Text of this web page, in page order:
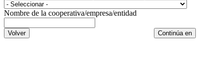
Nombre de la cooperativa/empresa/entidad
Volver Continúa en